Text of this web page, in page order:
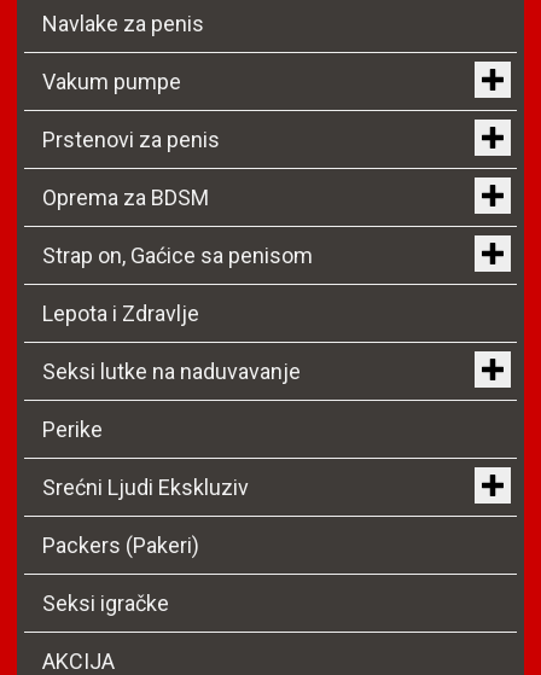
Navlake za penis
Vakum pumpe
Prstenovi za penis
Oprema za BDSM
Strap on, Gaćice sa penisom
Lepota i Zdravlje
Seksi lutke na naduvavanje
Perike
Srećni Ljudi Ekskluziv
Packers (Pakeri)
Seksi igračke
AKCIJA